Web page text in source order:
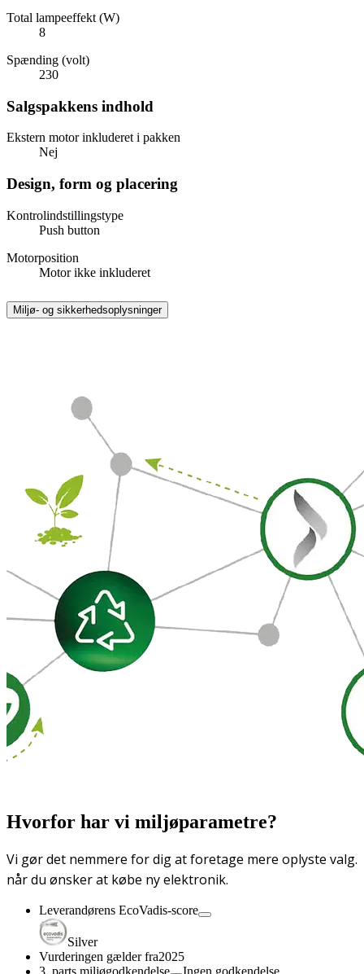
Total lampeeffekt (W)
8
Spænding (volt)
230
Salgspakkens indhold
Ekstern motor inkluderet i pakken
Nej
Design, form og placering
Kontrolindstillingstype
Push button
Motorposition
Motor ikke inkluderet
Miljø- og sikkerhedsoplysninger
Hvorfor har vi miljøparametre?
Vi gør det nemmere for dig at foretage mere oplyste valg.
når du ønsker at købe ny elektronik.
Leverandørens EcoVadis-score
Silver
Vurderingen gælder fra2025